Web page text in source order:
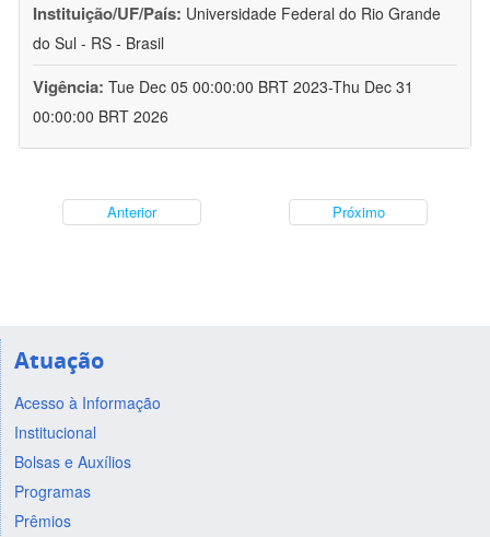
Instituição/UF/País: Universidade Federal do Rio Grande
do Sul - RS - Brasil
Vigência: Tue Dec 05 00:00:00 BRT 2023-Thu Dec 31
00:00:00 BRT 2026
Anterior Próximo
Atuação
Acesso à Informação
Institucional
Bolsas e Auxílios
Programas
Prêmios